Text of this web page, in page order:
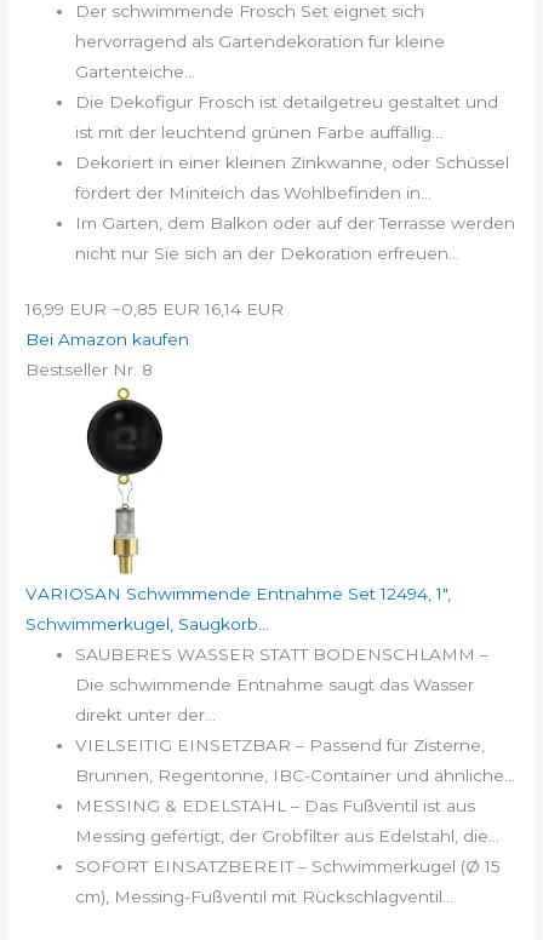
Der schwimmende Frosch Set eignet sich
hervorragend als Gartendekoration für kleine
Gartenteiche...
Die Dekofigur Frosch ist detailgetreu gestaltet und
ist mit der leuchtend grünen Farbe auffällig...
Dekoriert in einer kleinen Zinkwanne, oder Schüssel
fördert der Miniteich das Wohlbefinden in...
Im Garten, dem Balkon oder auf der Terrasse werden
nicht nur Sie sich an der Dekoration erfreuen...
16,99 EUR −0,85 EUR 16,14 EUR
Bei Amazon kaufen
Bestseller Nr. 8
VARIOSAN Schwimmende Entnahme Set 12494, 1",
Schwimmerkugel, Saugkorb...
SAUBERES WASSER STATT BODENSCHLAMM –
Die schwimmende Entnahme saugt das Wasser
direkt unter der...
VIELSEITIG EINSETZBAR – Passend für Zisterne,
Brunnen, Regentonne, IBC-Container und ähnliche...
MESSING & EDELSTAHL – Das Fußventil ist aus
Messing gefertigt, der Grobfilter aus Edelstahl, die...
SOFORT EINSATZBEREIT – Schwimmerkugel (Ø 15
cm), Messing-Fußventil mit Rückschlagventil...